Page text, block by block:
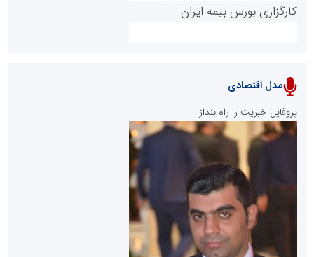
پایگاه خبری نهضت ملی مسکن
کارگزاری بورس بیمه ایران
سازمان بورس و اوراق بهادار
مرجع اخبار موثق در بازارسرمایه
مدل اقتصادی
پروفایل خبریت را راه بنداز